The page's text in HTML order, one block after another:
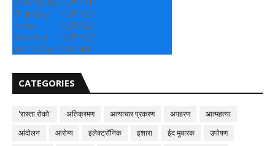
Thursday
+28°+22°
Friday
+28°+22°
Saturday
+28°+22°
See 7-Day Forecast
CATEGORIES
'रास्ता रोको' अतिक्रमण अत्याचार प्रकरण अपहरण
आत्महत्या
आंदोलन
आरोग्य इलेक्ट्रॉनिक इशारा ईद मुबारक
उपोषण